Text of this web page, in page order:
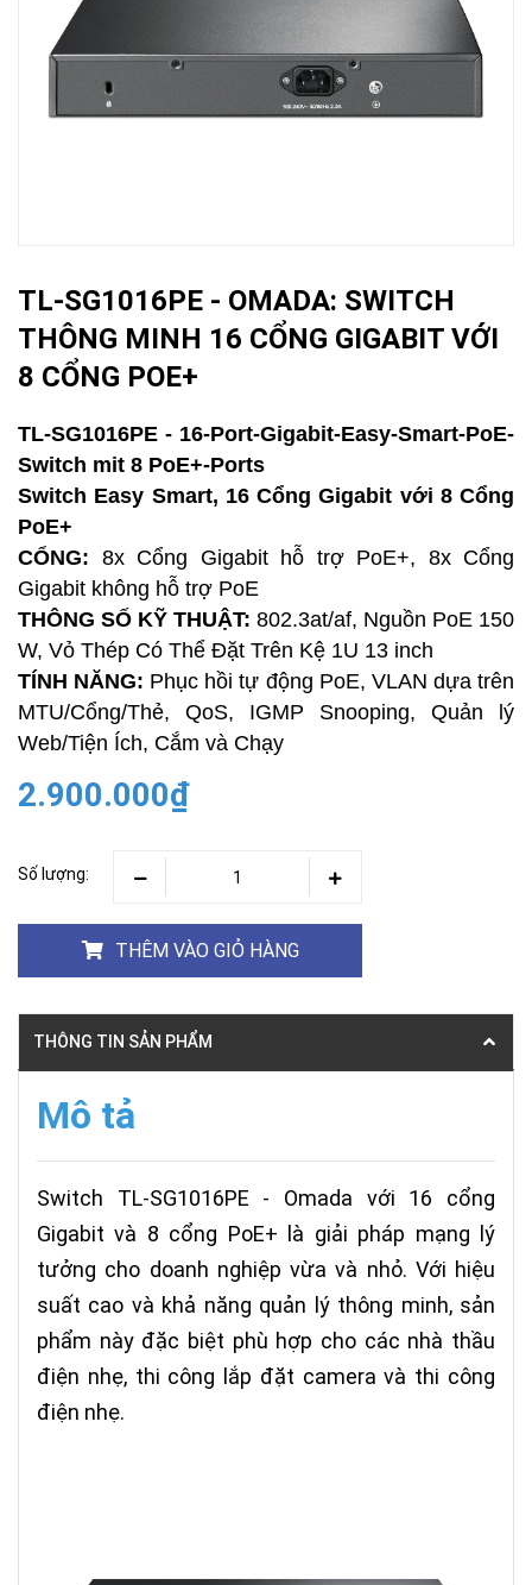
TL-SG1016PE - OMADA: SWITCH
THÔNG MINH 16 CỔNG GIGABIT VỚI
8 CỔNG POE+
TL-SG1016PE - 16-Port-Gigabit-Easy-Smart-PoE-
Switch mit 8 PoE+-Ports
Switch Easy Smart, 16 Cổng Gigabit với 8 Cổng
PoE+
CỔNG: 8x Cổng Gigabit hỗ trợ PoE+, 8x Cổng
Gigabit không hỗ trợ PoE
THÔNG SỐ KỸ THUẬT: 802.3at/af, Nguồn PoE 150
W, Vỏ Thép Có Thể Đặt Trên Kệ 1U 13 inch
TÍNH NĂNG: Phục hồi tự động PoE, VLAN dựa trên
MTU/Cổng/Thẻ, QoS, IGMP Snooping, Quản lý
Web/Tiện Ích, Cắm và Chạy
2.900.000₫
Số lượng:
THÊM VÀO GIỎ HÀNG
THÔNG TIN SẢN PHẨM
Mô tả
Switch TL-SG1016PE - Omada với 16 cổng
Gigabit và 8 cổng PoE+ là giải pháp mạng lý
tưởng cho doanh nghiệp vừa và nhỏ. Với hiệu
suất cao và khả năng quản lý thông minh, sản
phẩm này đặc biệt phù hợp cho các nhà thầu
điện nhẹ, thi công lắp đặt camera và thi công
điện nhẹ.